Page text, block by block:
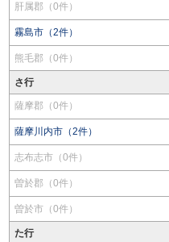
肝属郡（0件）
霧島市（2件）
熊毛郡（0件）
さ行
薩摩郡（0件）
薩摩川内市（2件）
志布志市（0件）
曽於郡（0件）
曽於市（0件）
た行